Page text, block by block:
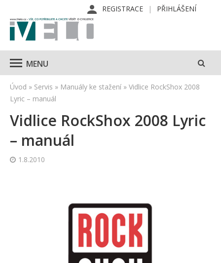
REGISTRACE PŘIHLÁŠENÍ
MENU
Úvod » Servis » Manuály ke stažení » Vidlice RockShox 2008
Lyric – manuál
Vidlice RockShox 2008 Lyric
– manuál
1.8.2010